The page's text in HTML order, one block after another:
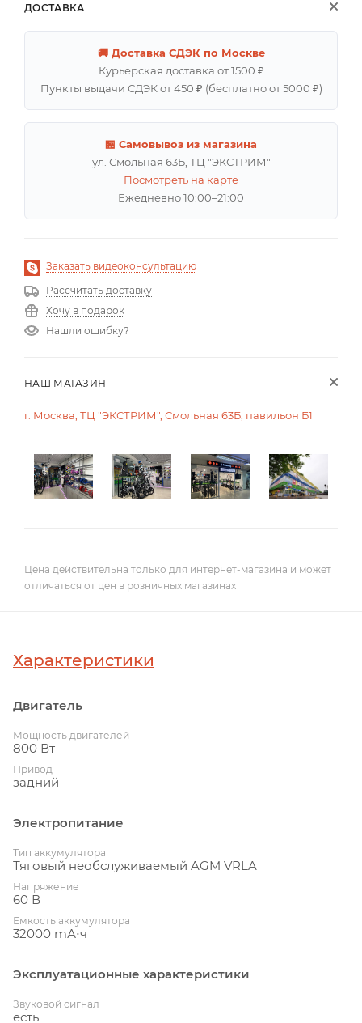
ДОСТАВКА
🚚 Доставка СДЭК по Москве
Курьерская доставка от 1500 ₽
Пункты выдачи СДЭК от 450 ₽ (бесплатно от 5000 ₽)
🏪 Самовывоз из магазина
ул. Смольная 63Б, ТЦ "ЭКСТРИМ"
Посмотреть на карте
Ежедневно 10:00–21:00
Заказать видеоконсультацию
Рассчитать доставку
Хочу в подарок
Нашли ошибку?
НАШ МАГАЗИН
г. Москва, ТЦ "ЭКСТРИМ", Смольная 63Б, павильон Б1
Цена действительна только для интернет-магазина и может
отличаться от цен в розничных магазинах
Характеристики
Двигатель
Мощность двигателей
800 Вт
Привод
задний
Электропитание
Тип аккумулятора
Тяговый необслуживаемый AGM VRLA
Напряжение
60 В
Емкость аккумулятора
32000 mА⋅ч
Эксплуатационные характеристики
Звуковой сигнал
есть